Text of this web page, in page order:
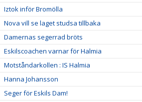
Iztok inför Bromölla
Nova vill se laget studsa tillbaka
Damernas segerrad bröts
Eskilscoachen varnar för Halmia
Motståndarkollen : IS Halmia
Hanna Johansson
Seger för Eskils Dam!